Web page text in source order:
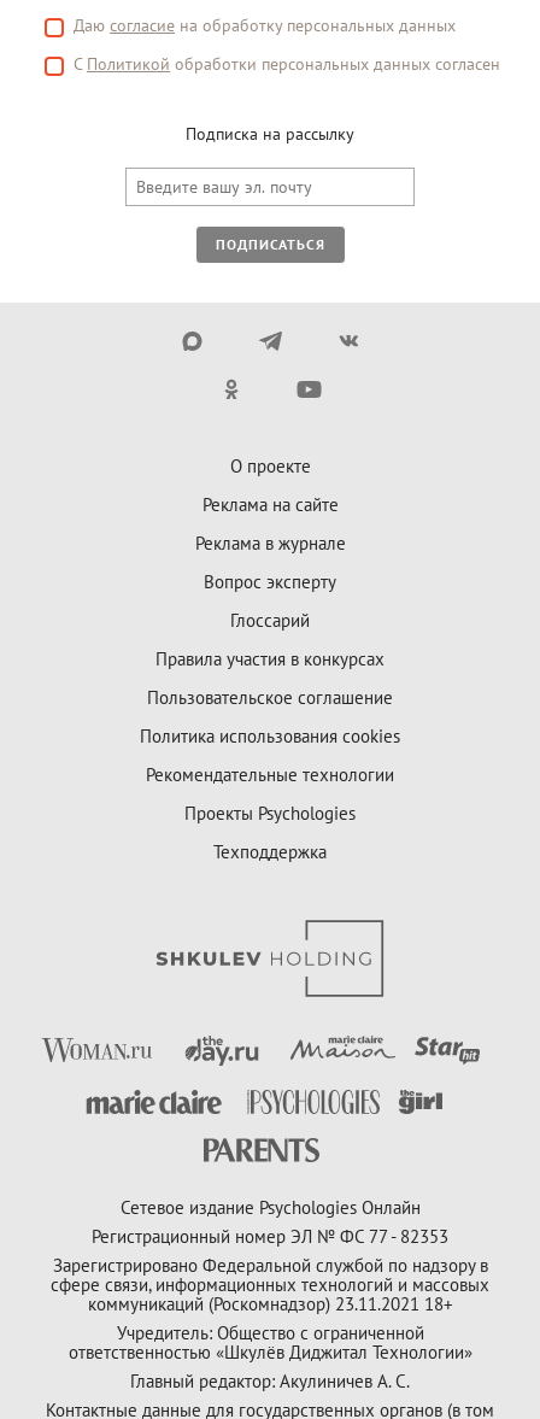
Даю согласие на обработку персональных данных
С Политикой обработки персональных данных согласен
Подписка на рассылку
ПОДПИСАТЬСЯ
О проекте
Реклама на сайте
Реклама в журнале
Вопрос эксперту
Глоссарий
Правила участия в конкурсах
Пользовательское соглашение
Политика использования cookies
Рекомендательные технологии
Проекты Psychologies
Техподдержка
Сетевое издание Psychologies Онлайн
Регистрационный номер ЭЛ № ФС 77 - 82353
Зарегистрировано Федеральной службой по надзору в
сфере связи, информационных технологий и массовых
коммуникаций (Роскомнадзор) 23.11.2021 18+
Учредитель: Общество с ограниченной
ответственностью «Шкулёв Диджитал Технологии»
Главный редактор: Акулиничев А. С.
Контактные данные для государственных органов (в том